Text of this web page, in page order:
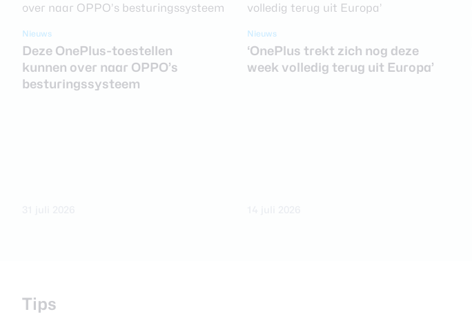
Nieuws
Deze OnePlus-toestellen
kunnen over naar OPPO’s
besturingssysteem
Nieuws
‘OnePlus trekt zich nog deze
week volledig terug uit Europa’
Tips